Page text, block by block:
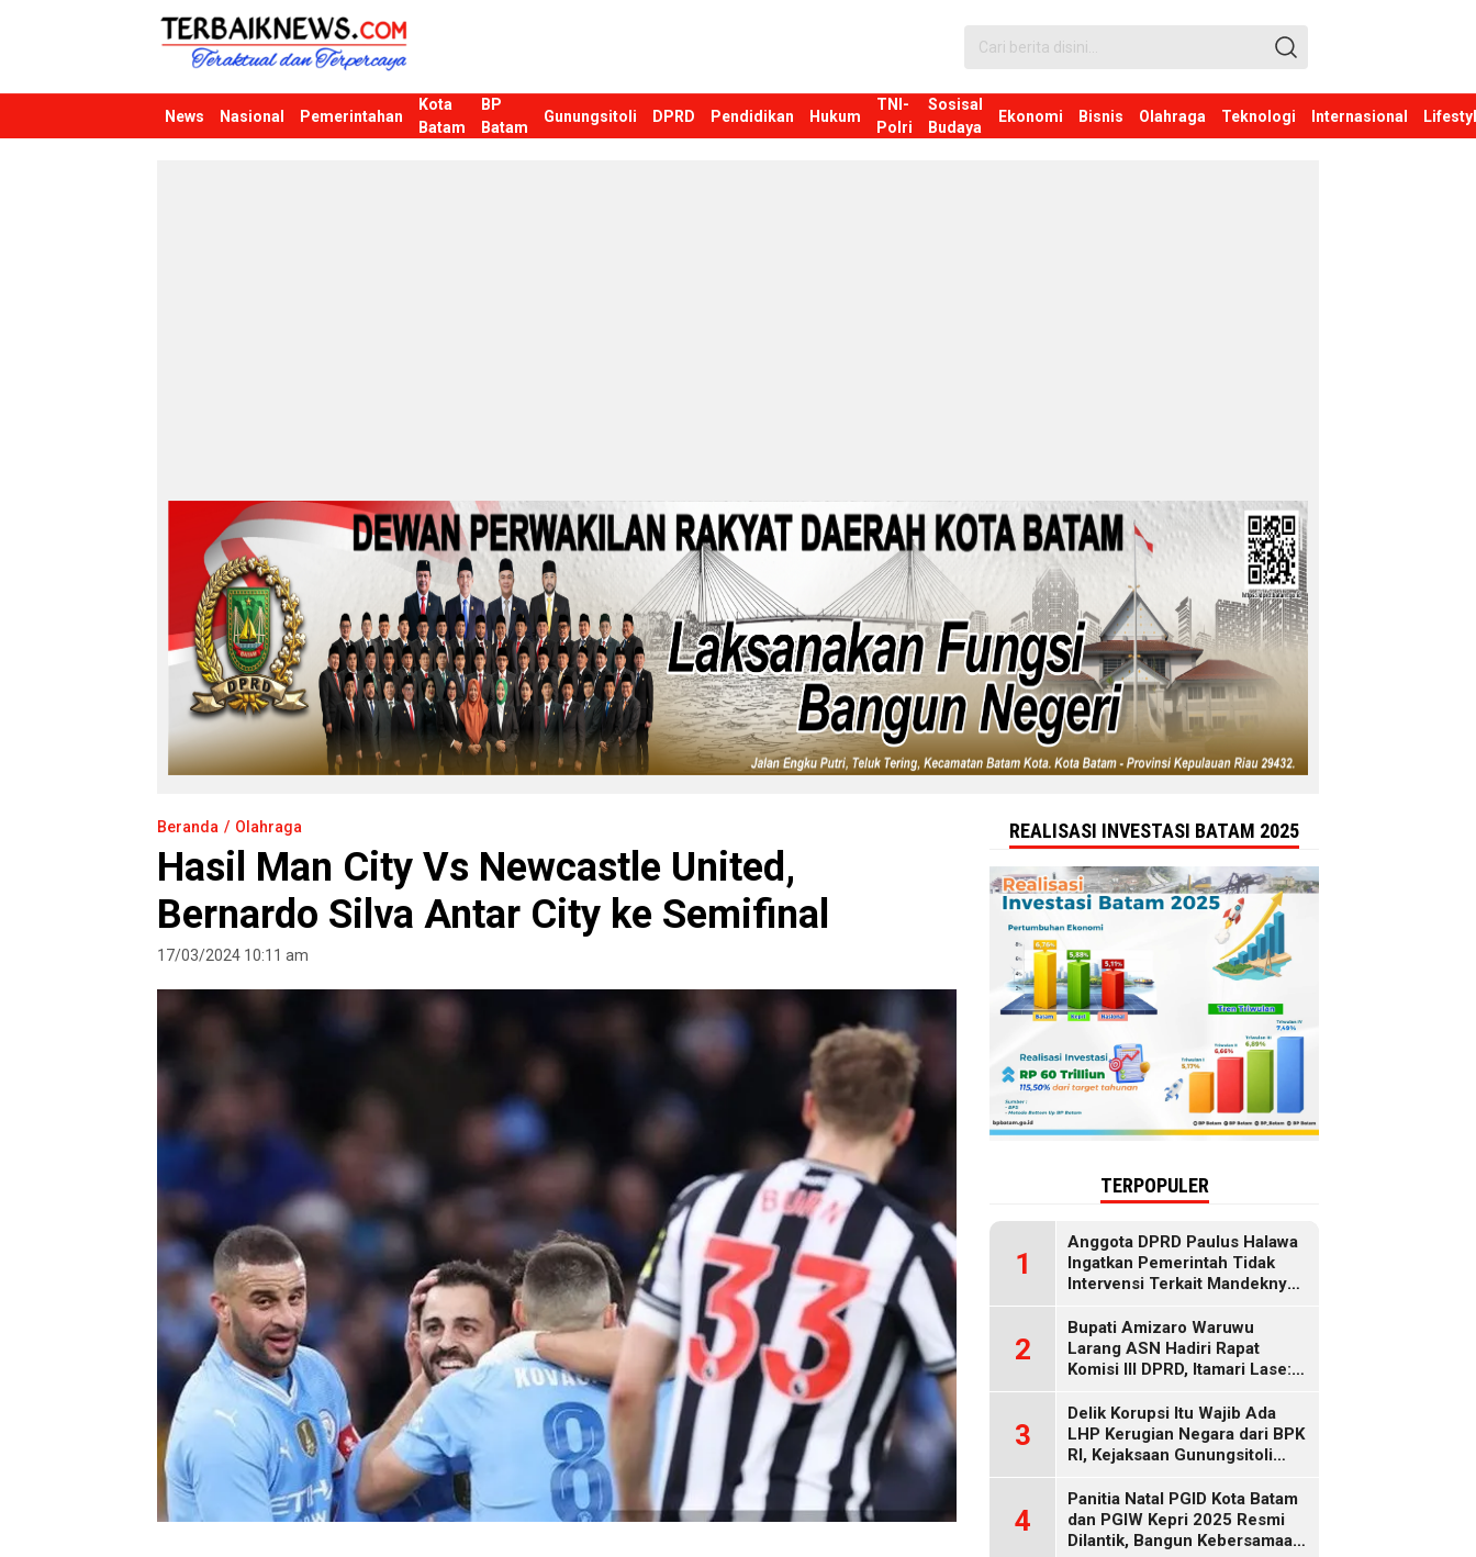
Terbaiknews
Teraktual dan Terpercaya
News Nasional Pemerintahan
Kota
Batam
BP
Batam
Gunungsitoli DPRD Pendidikan Hukum
TNI-
Polri
Sosisal
Budaya
Ekonomi Bisnis Olahraga Teknologi Internasional
Beranda Olahraga
Hasil Man City Vs Newcastle United,
Bernardo Silva Antar City ke Semifinal
17/03/2024 10:11 am
REALISASI INVESTASI BATAM 2025
TERPOPULER
1
Anggota DPRD Paulus Halawa
Ingatkan Pemerintah Tidak
Intervensi Terkait Mandeknya
2
Bupati Amizaro Waruwu
Larang ASN Hadiri Rapat
Komisi III DPRD, Itamari Lase:
Parliament
3
Delik Korupsi Itu Wajib Ada
LHP Kerugian Negara dari BPK
RI, Kejaksaan Gunungsitoli
4
Panitia Natal PGID Kota Batam
dan PGIW Kepri 2025 Resmi
Dilantik, Bangun Kebersamaan